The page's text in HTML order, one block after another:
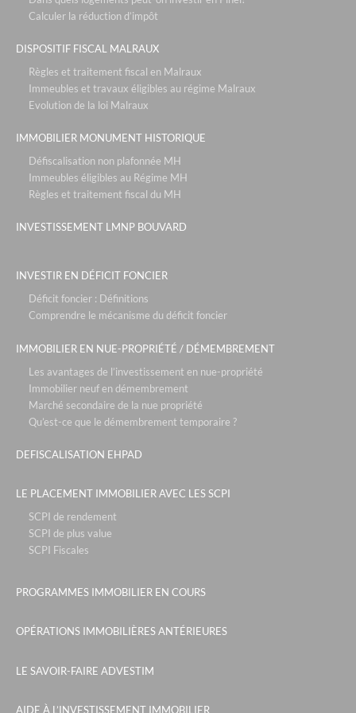
loi pinel lille
defiscalisation immobilier
dispositif lmnp
conseil investissement locatif
investir en ehpad
Calculer la réduction d’impôt
DISPOSITIF FISCAL MALRAUX
Règles et traitement fiscal en Malraux
Immeubles et travaux éligibles au régime Malraux
Evolution de la loi Malraux
IMMOBILIER MONUMENT HISTORIQUE
Défiscalisation non plafonnée MH
Immeubles éligibles au Régime MH
Règles et traitement fiscal du MH
INVESTISSEMENT LMNP BOUVARD
INVESTIR EN DÉFICIT FONCIER
Déficit foncier : Définitions
Comprendre le mécanisme du déficit foncier
IMMOBILIER EN NUE-PROPRIÉTÉ / DÉMEMBREMENT
Les avantages de l’investissement en nue-propriété
Immobilier neuf en démembrement
Marché secondaire de la nue propriété
Qu’est-ce que le démembrement temporaire ?
DEFISCALISATION EHPAD
LE PLACEMENT IMMOBILIER AVEC LES SCPI
SCPI de rendement
SCPI de plus value
SCPI Fiscales
PROGRAMMES IMMOBILIER EN COURS
OPÉRATIONS IMMOBILIÈRES ANTÉRIEURES
LE SAVOIR-FAIRE ADVESTIM
AIDE À L’INVESTISSEMENT IMMOBILIER